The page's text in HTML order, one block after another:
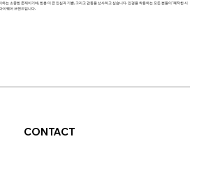
는 소중한 존재이기에, 한층 더 큰 안심과 기쁨, 그리고 감동을 선사하고 싶습니다. 안경을 착용하는 모든 분들이 '쾌적한 시
이웨어 브랜드입니다.
CONTACT